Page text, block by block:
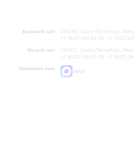
Большой зал:
191186, Санкт-Петербург,
+7 (812) 240-01-00, +7 (812)
Малый зал:
191011, Санкт-Петербург,
+7 (812) 240-01-00, +7 (812)
Напишите нам:
MAX